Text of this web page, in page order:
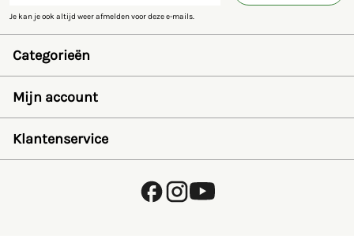
Je kan je ook altijd weer afmelden voor deze e-mails.
Categorieën
Bruder
SIKU
Rolly Toys
Britains
Kids Globe
Jamara
Mijn account
Wensenlijst
Wachtwoord herstellen
Account aanmaken
Klantenservice